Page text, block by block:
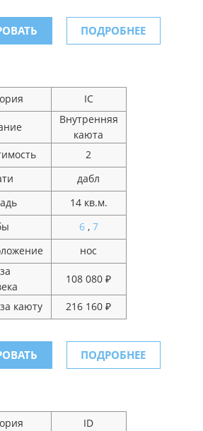
ПОДРОБНЕЕ
IC
Внутренняя
каюта
2
дабл
14 кв.м.
6, 7
нос
108 080 ₽
каюту 216 160 ₽
ПОДРОБНЕЕ
ID